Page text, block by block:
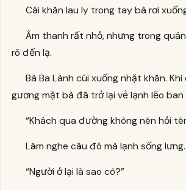
Cái khăn lau ly trong tay bà rơi
Âm thanh rất nhỏ, nhưng trong
rõ đến lạ.
Bà Ba Lành cúi xuống nhặt khăn.
gương mặt bà đã trở lại vẻ lạnh lẽo ban
“Khách qua đường không nên hỏi
Lâm nghe câu đó mà lạnh sống lưng.
“Người ở lại là sao cô?”